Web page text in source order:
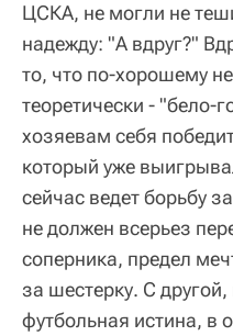
ЦСКА, не могли не
надежду: "А вдруг?"
то, что по-хорошему
теоретически - "бело-
хозяевам себя
который уже
сейчас ведет борьбу
не должен всерьез
соперника, предел
за шестерку. С
футбольная истина, в